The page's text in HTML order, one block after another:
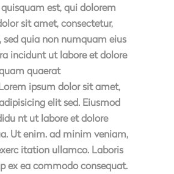
est, qui dolorem
sit amet, consectetur,
sed quia non numquam eius
incidunt ut labore et dolore
quaerat
ipsum dolor sit amet,
elit sed. Eiusmod
nt ut labore et dolore
Ut enim. ad minim veniam,
itation ullamco. Laboris
ex ea commodo consequat.